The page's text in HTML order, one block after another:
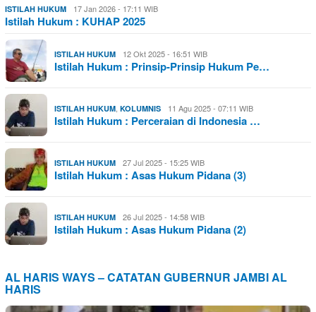
ISTILAH HUKUM 17 Jan 2026 - 17:11 WIB
Istilah Hukum : KUHAP 2025
ISTILAH HUKUM 12 Okt 2025 - 16:51 WIB
Istilah Hukum : Prinsip-Prinsip Hukum Pe…
ISTILAH HUKUM KOLUMNIS 11 Agu 2025 - 07:11 WIB
Istilah Hukum : Perceraian di Indonesia …
ISTILAH HUKUM 27 Jul 2025 - 15:25 WIB
Istilah Hukum : Asas Hukum Pidana (3)
ISTILAH HUKUM 26 Jul 2025 - 14:58 WIB
Istilah Hukum : Asas Hukum Pidana (2)
AL HARIS WAYS – CATATAN GUBERNUR JAMBI AL
HARIS